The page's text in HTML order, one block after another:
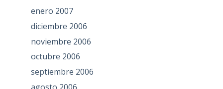
enero 2007
diciembre 2006
noviembre 2006
octubre 2006
septiembre 2006